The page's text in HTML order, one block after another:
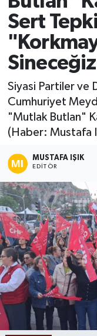
Sert
Siyasi Partiler ve
Cumhuriyet
"Mutlak Butlan"
(Haber: Mustafa
MUSTAFA IŞIK
EDITÖR
Ekonomi
Sağlık
Tokat Haber